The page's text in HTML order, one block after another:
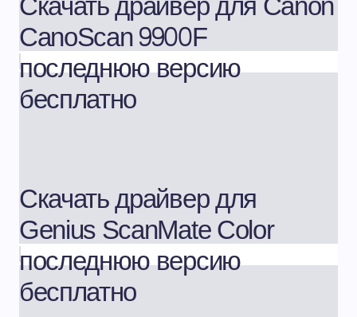
CanoScan 9900F
последнюю версию
бесплатно
Скачать драйвер для
Genius ScanMate Color
последнюю версию
бесплатно